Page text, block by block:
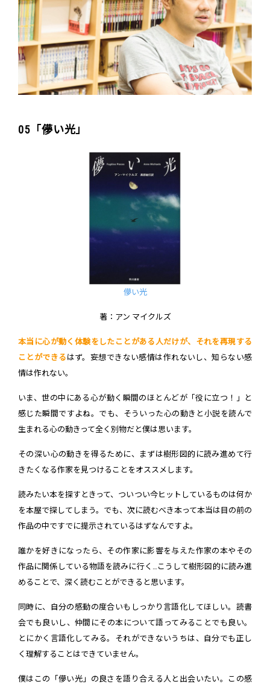
05「儚い光」
儚い光
著：アン マイクルズ
本当に心が動く体験をしたことがある人だけが、それを再現する
ことができる はず。妄想できない感情は作れないし、知らない感
情は作れない。
いま、世の中にある心が動く瞬間のほとんどが「役に立つ！」と
感じた瞬間ですよね。でも、そういった心の動きと小説を読んで
生まれる心の動きって全く別物だと僕は思います。
その深い心の動きを得るために、まずは樹形図的に読み進めて行
きたくなる作家を見つけることをオススメします。
読みたい本を探すときって、ついつい今ヒットしているものは何か
を本屋で探してしまう。でも、次に読むべき本って本当は目の前の
作品の中ですでに提示されているはずなんですよ。
誰かを好きになったら、その作家に影響を与えた作家の本やその
作品に関係している物語を読みに行く…こうして樹形図的に読み進
めることで、深く読むことができると思います。
同時に、自分の感動の度合いもしっかり言語化してほしい。読書
会でも良いし、仲間にその本について語ってみることでも良い。
とにかく言語化してみる。それができないうちは、自分でも正し
く理解することはできていません。
僕はこの「儚い光」の良さを語り合える人と出会いたい。この感